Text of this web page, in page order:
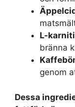
L-
bränna
genom
Dessa